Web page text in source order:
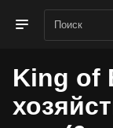
King of